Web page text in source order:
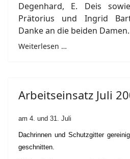
Degenhard, E. Deis
Prätorius und Ingrid
Danke an die beiden Damen.
Weiterlesen …
Arbeitseinsatz Juli
am 4. und 31. Juli
Dachrinnen und Schutzgitter
geschnitten.